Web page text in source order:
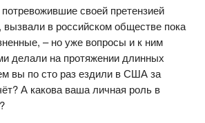
своей претензией
вызвали в российском обществе пока
– но уже вопросы и к ним
делали на протяжении длинных
вы по сто раз ездили в США за
А какова ваша личная роль в